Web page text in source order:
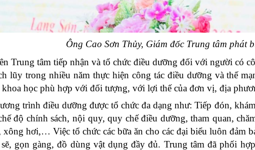
Ông Cao Sơn Thủy, Giám đốc Trung tâm phát
Trung tâm tiếp nhận và tổ chức điều dưỡng đối với người có
lũy trong nhiều năm thực hiện công tác điều dưỡng và thế
học phù hợp với đối tượng, với lợi thế của đơn vị, địa
trình điều dưỡng được tổ chức đa dạng như: Tiếp đón,
độ chính sách, nội quy, quy chế điều dưỡng, tham quan,
xông hơi,… Việc tổ chức các bữa ăn cho các đại biểu luôn đảm
gọn gàng, đồ dùng vật dụng đầy đủ. Trung tâm đã phối